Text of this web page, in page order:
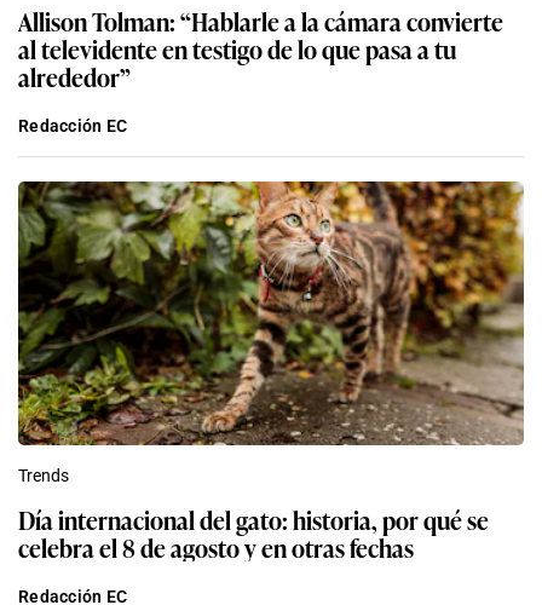
Allison Tolman: “Hablarle a la cámara convierte
al televidente en testigo de lo que pasa a tu
alrededor”
Redacción EC
Trends
Día internacional del gato: historia, por qué se
celebra el 8 de agosto y en otras fechas
Redacción EC